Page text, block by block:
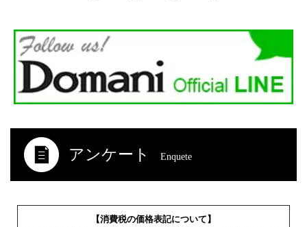
アンケート Enquete
【消費税の価格表記について】